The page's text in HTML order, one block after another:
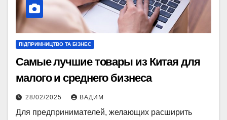
ПІДПРИМНИЦТВО ТА БІЗНЕС
Самые лучшие товары из Китая для
малого и среднего бизнеса
28/02/2025 ВАДИМ
Для предпринимателей, желающих расширить